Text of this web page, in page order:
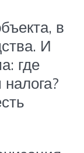
в
И
где